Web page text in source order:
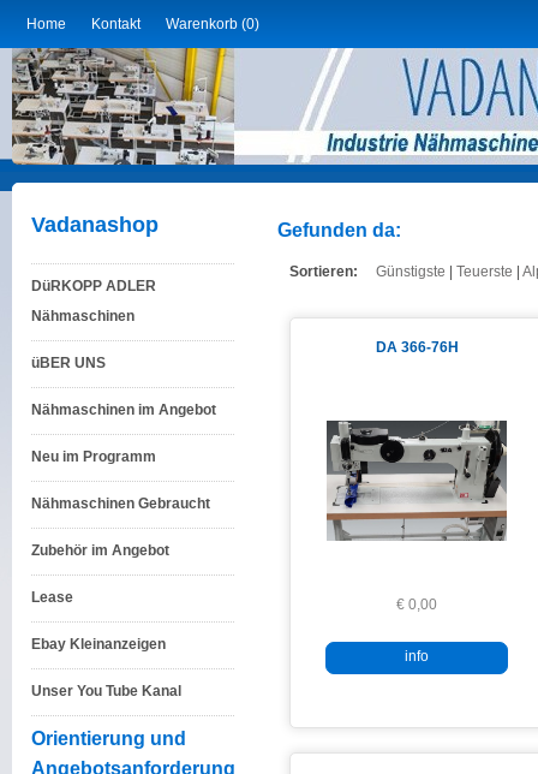
Home Kontakt Warenkorb (0)
Vadanashop
DüRKOPP ADLER
Nähmaschinen
üBER UNS
Nähmaschinen im Angebot
Neu im Programm
Nähmaschinen Gebraucht
Zubehör im Angebot
Lease
Ebay Kleinanzeigen
Unser You Tube Kanal
Orientierung und
Angebotsanforderung
Gefunden da:
Sortieren: Günstigste Teuerste
DA 366-76H
€ 0,00
info